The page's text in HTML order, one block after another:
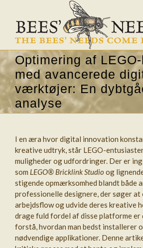
Optimering af
med avancerede
værktøjer: En
analyse
I en æra hvor digital innovation
kreative udtryk, står LEGO-
muligheder og udfordringer. Der er
som LEGO® Bricklink Studio og
stigende opmærksomhed blandt både
professionelle designere, der søger at
arbejdsflow og udvide deres kreative
drage fuld fordel af disse platforme
forstå, hvordan man bedst installerer
nødvendige applikationer. Denne